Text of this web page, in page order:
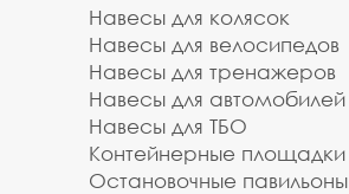
Навесы для колясок
Навесы для велосипедов
Навесы для тренажеров
Навесы для автомобилей
Навесы для ТБО
Контейнерные площадки
Остановочные павильоны